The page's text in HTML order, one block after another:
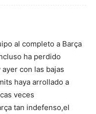
al completo a Barça
ha perdido
con las bajas
haya arrollado a
veces
tan indefenso,el